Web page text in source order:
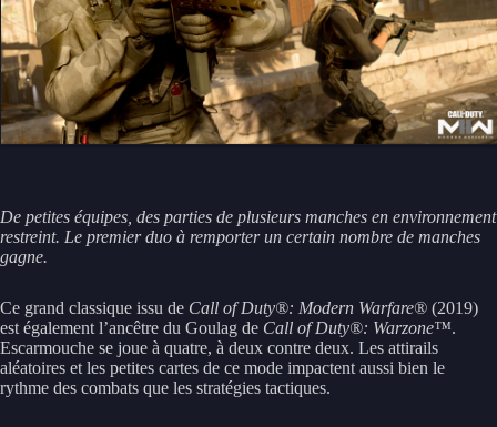
De petites équipes, des parties de plusieurs manches en environnement
restreint. Le premier duo à remporter un certain nombre de manches
gagne.
Ce grand classique issu de Call of Duty®: Modern Warfare® (2019)
est également l’ancêtre du Goulag de Call of Duty®: Warzone™.
Escarmouche se joue à quatre, à deux contre deux. Les attirails
aléatoires et les petites cartes de ce mode impactent aussi bien le
rythme des combats que les stratégies tactiques.